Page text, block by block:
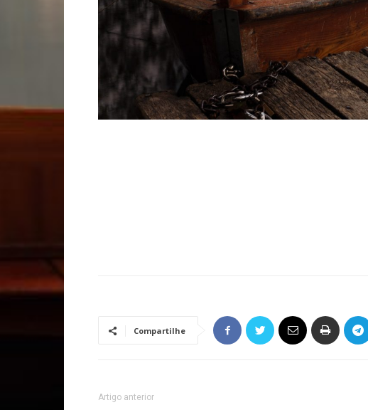
Compartilhe
Artigo anterior